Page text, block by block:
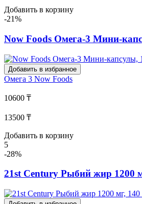
Добавить в корзину
-21%
Now Foods Омега-3 Мини-
Добавить в избранное
Омега 3 Now Foods
10600 ₸
13500 ₸
Добавить в корзину
5
-28%
21st Century Рыбий жир 1200